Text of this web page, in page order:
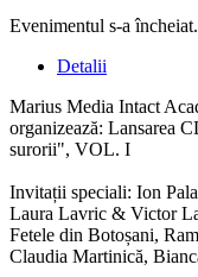
Evenimentul s-a încheiat.
Detalii
Marius Media Intact
organizează: Lansarea
surorii", VOL. I
Invitații speciali: Ion
Laura Lavric & Victor
Fetele din Botoșani,
Claudia Martinică,